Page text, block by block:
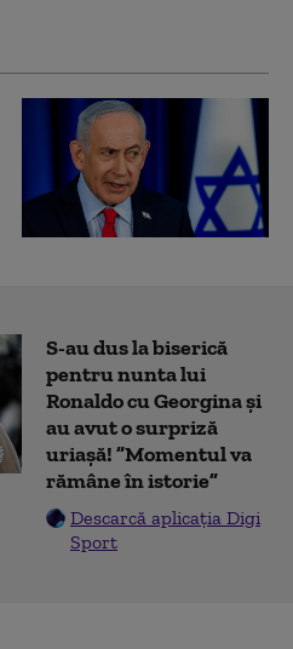
S-au dus la biserică
pentru nunta lui
Ronaldo cu Georgina și
au avut o surpriză
uriașă! ”Momentul va
rămâne în istorie”
Descarcă aplicația Digi
Sport